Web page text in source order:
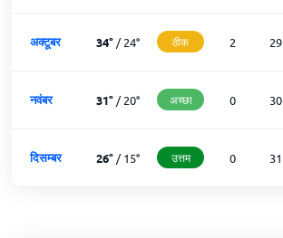
अक्टूबर 34°/24° ठीक 2 29
नवंबर 31°/20° अच्छा 0 30
दिसम्बर 26°/15° उत्तम 0 31